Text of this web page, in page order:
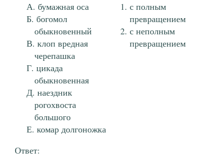
бумажная оса
богомол
обыкновенный
клоп вредная
черепашка
цикада
обыкновенная
наездник
рогохвоста
большого
комар долгоножка
с полным
превращением
с неполным
превращением
Ответ: